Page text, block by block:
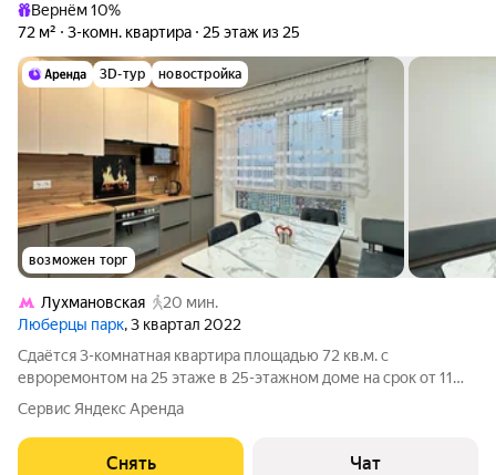
Вернём 10%
72 м²
3-комн. квартира 25 этаж из 25
3D-тур новостройка
возможен торг
Лухмановская
20 мин.
Люберцы парк, 3 квартал 2022
Сдаётся 3-комнатная квартира площадью 72 кв.м. с
евроремонтом на 25 этаже в 25-этажном доме на срок от 11
месяцев. Из техники есть: Телевизор Духовой шкаф
Стиральная машина Холодильник Посудомоечная машина
Микроволновка Пылесос Дом -
Сервис Яндекс Аренда
Снять Чат